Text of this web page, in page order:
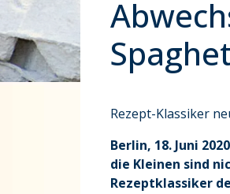
Rezept-Klassiker
Berlin, 18. Juni
die Kleinen sind
Rezeptklassiker